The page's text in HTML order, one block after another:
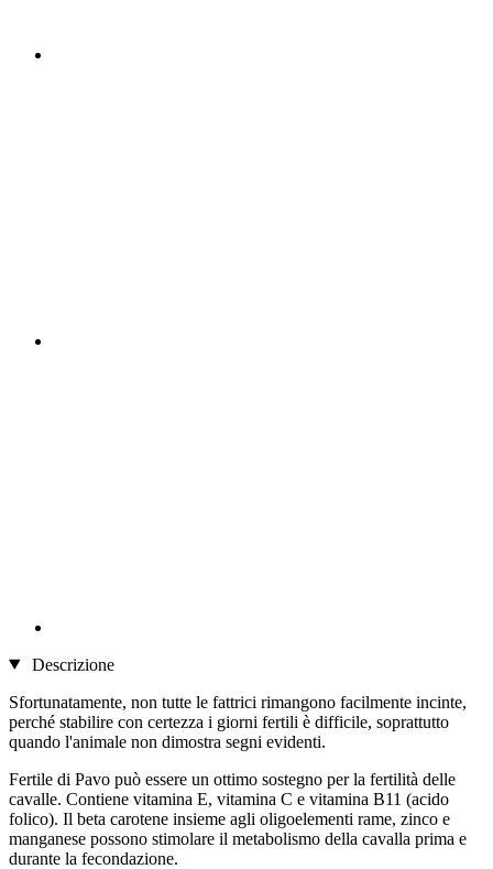
Descrizione
Sfortunatamente, non tutte le fattrici rimangono facilmente incinte,
perché stabilire con certezza i giorni fertili è difficile, soprattutto
quando l'animale non dimostra segni evidenti.
Fertile di Pavo può essere un ottimo sostegno per la fertilità delle
cavalle. Contiene vitamina E, vitamina C e vitamina B11 (acido
folico). Il beta carotene insieme agli oligoelementi rame, zinco e
manganese possono stimolare il metabolismo della cavalla prima e
durante la fecondazione.